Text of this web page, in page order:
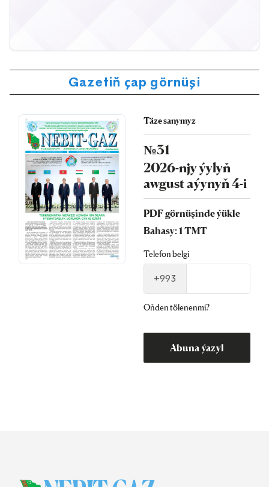
Gazetiň çap görnüşi
Täze sanymyz
№31
2026-njy ýylyň
awgust aýynyň 4-i
PDF görnüşinde ýükle
Bahasy: 1 TMT
Telefon belgi
+993
Oňden tölenenmi?
Abuna ýazyl